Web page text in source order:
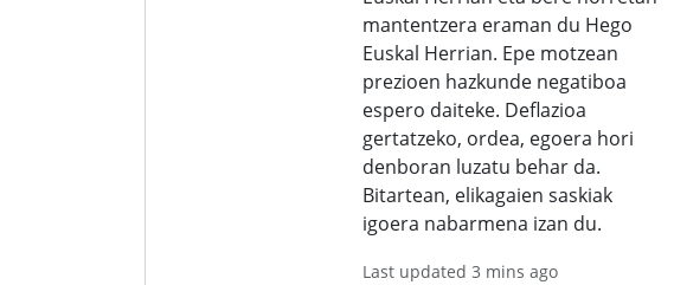
mantentzera eraman du Hego
Euskal Herrian. Epe motzean
prezioen hazkunde negatiboa
espero daiteke. Deflazioa
gertatzeko, ordea, egoera hori
denboran luzatu behar da.
Bitartean, elikagaien saskiak
igoera nabarmena izan du.
Last updated 3 mins ago